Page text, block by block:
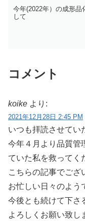
今年(2022年）の成形品
して
コメント
koike より:
2021年12月28日 2:45 PM
いつも拝読させてい
今年４月より品質管
ていた私を救ってく
こちらの記事でござ
お忙しい日々のよう
今後とも続けて下さ
よろしくお願い致し